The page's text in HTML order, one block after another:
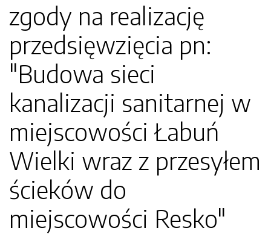
zgody na realizację
przedsięwzięcia pn:
"Budowa sieci
kanalizacji sanitarnej w
miejscowości Łabuń
Wielki wraz z przesyłem
ścieków do
miejscowości Resko"